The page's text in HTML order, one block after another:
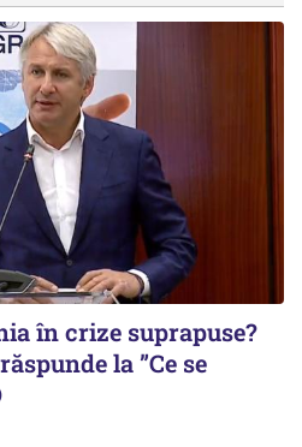
în crize suprapuse?
la ”Ce se